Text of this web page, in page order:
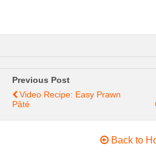
Previous Post
Video Recipe: Easy Prawn
Pâté
Back to